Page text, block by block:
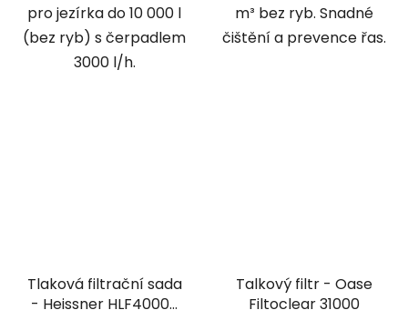
pro jezírka do 10 000 l
(bez ryb) s čerpadlem
3000 l/h.
m³ bez ryb. Snadné
čištění a prevence řas.
Tlaková filtrační sada
- Heissner HLF4000-
Talkový filtr - Oase
Filtoclear 31000